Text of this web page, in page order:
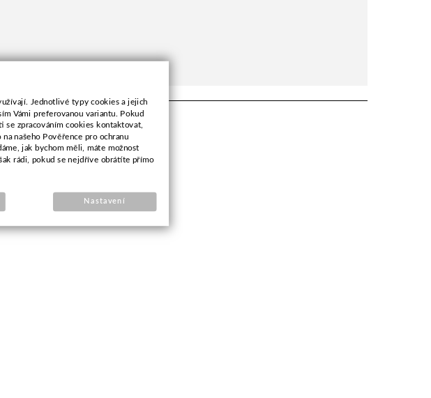
Jednotlivé typy cookies a jejich
Vámi preferovanou variantu. Pokud
se zpracováním cookies kontaktovat,
našeho Pověřence pro ochranu
jak bychom měli, máte možnost
rádi, pokud se nejdříve obrátíte přímo
Nastavení